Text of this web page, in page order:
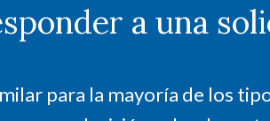
a una
para la mayoría de los